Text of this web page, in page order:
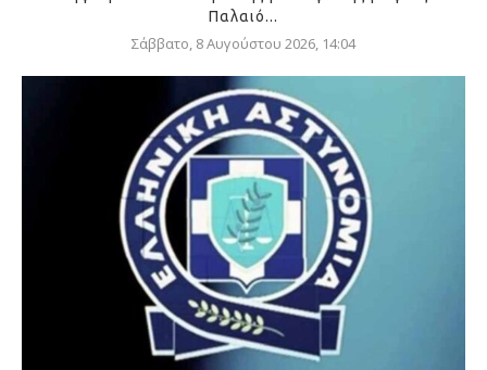
Παλαιό...
Σάββατο, 8 Αυγούστου 2026, 14:04